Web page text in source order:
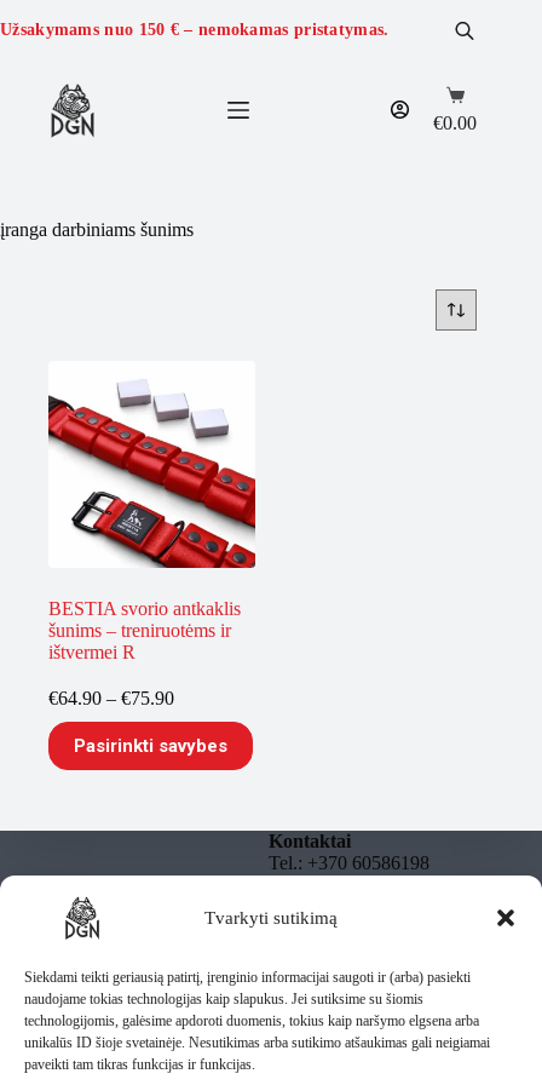
Tvarkyti sutikimą
Siekdami teikti geriausią patirtį, įrenginio informacijai saugoti ir (arba) pasiekti
naudojame tokias technologijas kaip slapukus. Jei sutiksime su šiomis
technologijomis, galėsime apdoroti duomenis, tokius kaip naršymo elgsena arba
unikalūs ID šioje svetainėje. Nesutikimas arba sutikimo atšaukimas gali neigiamai
paveikti tam tikras funkcijas ir funkcijas.
to
Užsakymams nuo 150 € – nemokamas pristatymas.
Shopping
cart
€0.00
įranga darbiniams šunims
BESTIA svorio antkaklis
šunims – treniruotėms ir
ištvermei R
€64.90 – €75.90Price
range:
€64.90
through
Pasirinkti savybes
This
product
has
chosen
the
product
page
Informacija
Taisyklės
Pristatymas
Kontaktai
Tel.: +370 60586198
DGNBULLY – Tomas
Daugnoras
Individuali veikla pagal
pažymą